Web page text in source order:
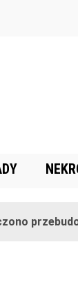
przebudowę